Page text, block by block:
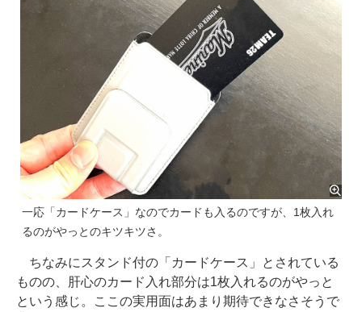
一応「カードケース」なのでカードも入るのですが、1枚入れ
るのがやっとのキツキツさ。
ちなみにスタンド付の「カードケース」とされている
ものの、肝心のカード入れ部分は1枚入れるのがやっと
という感じ。ここの実用面はあまり期待できなさそうで